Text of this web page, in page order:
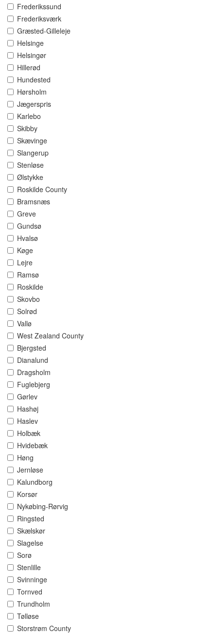
Frederikssund
Frederiksværk
Græsted-Gilleleje
Helsinge
Helsingør
Hillerød
Hundested
Hørsholm
Jægerspris
Karlebo
Skibby
Skævinge
Slangerup
Stenløse
Ølstykke
Roskilde County
Bramsnæs
Greve
Gundsø
Hvalsø
Køge
Lejre
Ramsø
Roskilde
Skovbo
Solrød
Vallø
West Zealand County
Bjergsted
Dianalund
Dragsholm
Fuglebjerg
Gørlev
Hashøj
Haslev
Holbæk
Hvidebæk
Høng
Jernløse
Kalundborg
Korsør
Nykøbing-Rørvig
Ringsted
Skælskør
Slagelse
Sorø
Stenlille
Svinninge
Tornved
Trundholm
Tølløse
Storstrøm County